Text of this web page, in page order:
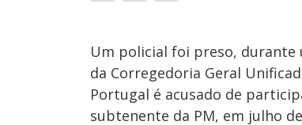
Um policial foi preso, durante
da Corregedoria Geral
Portugal é acusado de
subtenente da PM, em julho